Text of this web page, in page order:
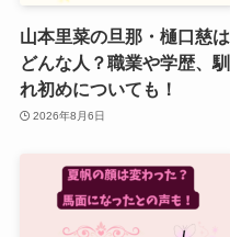
山本里菜の旦那・樋口慈は
どんな人？職業や学歴、馴
れ初めについても！
2026年8月6日